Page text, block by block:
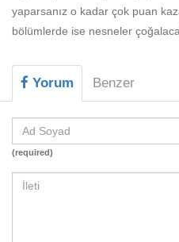
Beceri
Macera
Spor
yaparsanız o kadar çok puan
bölümlerde ise nesneler
Yorum Benzer
(required)